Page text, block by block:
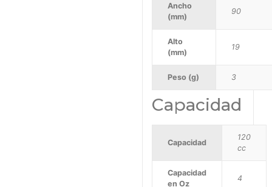
Ancho
(mm)
90
Alto
(mm)
19
Peso (g) 3
Capacidad
Capacidad
120
cc
Capacidad
en Oz
4